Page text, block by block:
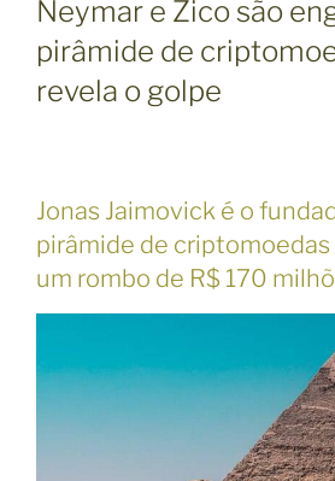
B
I
C
A
Neymar e Zico são
pirâmide de
revela o golpe
Jonas Jaimovick é o
pirâmide de criptomoedas
um rombo de R$ 170